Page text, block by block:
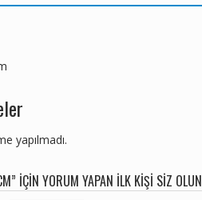
yapılmadı.
IÇIN YORUM YAPAN ILK KIŞI SIZ OLUN